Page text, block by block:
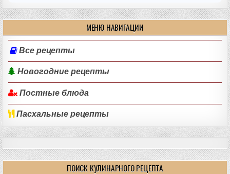
МЕНЮ НАВИГАЦИИ
Все рецепты
Новогодние рецепты
Постные блюда
Пасхальные рецепты
ПОИСК КУЛИНАРНОГО РЕЦЕПТА